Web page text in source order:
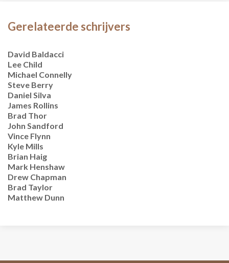
Gerelateerde schrijvers
David Baldacci
Lee Child
Michael Connelly
Steve Berry
Daniel Silva
James Rollins
Brad Thor
John Sandford
Vince Flynn
Kyle Mills
Brian Haig
Mark Henshaw
Drew Chapman
Brad Taylor
Matthew Dunn